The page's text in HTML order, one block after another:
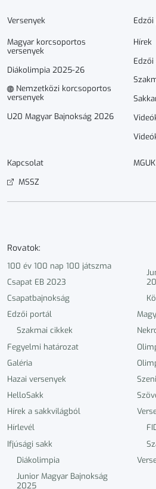
Versenyek
Magyar korcsoportos
versenyek
Diákolimpia 2025-26
Nemzetközi korcsoportos
versenyek
U20 Magyar Bajnokság 2026
Hírek
Edzői
Kapcsolat
MGUK
MSSZ
Rovatok:
100 év 100 nap 100 játszma
Csapat EB 2023
Csapatbajnokság
Edzői portál
Szakmai cikkek
Fegyelmi határozat
Galéria
Hazai versenyek
HelloSakk
Hírek a sakkvilágból
Hírlevél
Ifjúsági sakk
Diákolimpia
Junior Magyar Bajnokság
2025